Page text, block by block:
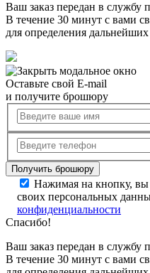
Ваш заказ передан в службу
В течение 30 минут с вами
для определения
Оставьте свой E-mail
и получите брошюру
Нажимая на кнопку, вы
своих персональных
конфиденциальности
Спасибо!
Ваш заказ передан в службу
В течение 30 минут с вами